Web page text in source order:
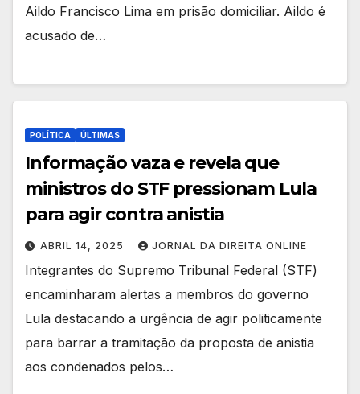
Aildo Francisco Lima em prisão domiciliar. Aildo é
acusado de…
POLÍTICA ÚLTIMAS
Informação vaza e revela que
ministros do STF pressionam Lula
para agir contra anistia
ABRIL 14, 2025 JORNAL DA DIREITA ONLINE
Integrantes do Supremo Tribunal Federal (STF)
encaminharam alertas a membros do governo
Lula destacando a urgência de agir politicamente
para barrar a tramitação da proposta de anistia
aos condenados pelos…